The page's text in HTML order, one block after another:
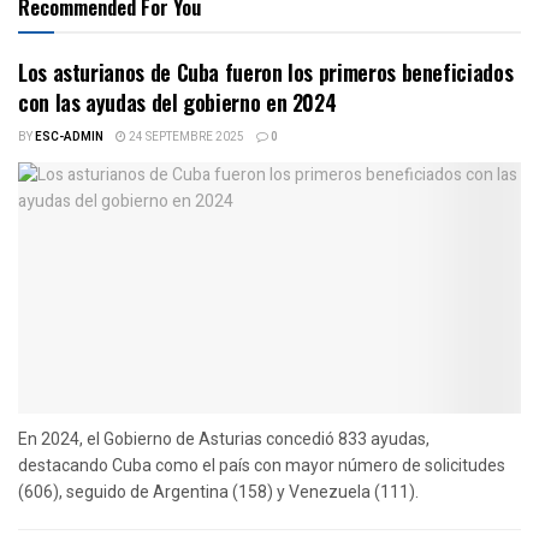
Recommended For You
Los asturianos de Cuba fueron los primeros beneficiados
con las ayudas del gobierno en 2024
BYESC-ADMIN 24 SEPTEMBRE 2025 0
En 2024, el Gobierno de Asturias concedió 833 ayudas,
destacando Cuba como el país con mayor número de solicitudes
(606), seguido de Argentina (158) y Venezuela (111).